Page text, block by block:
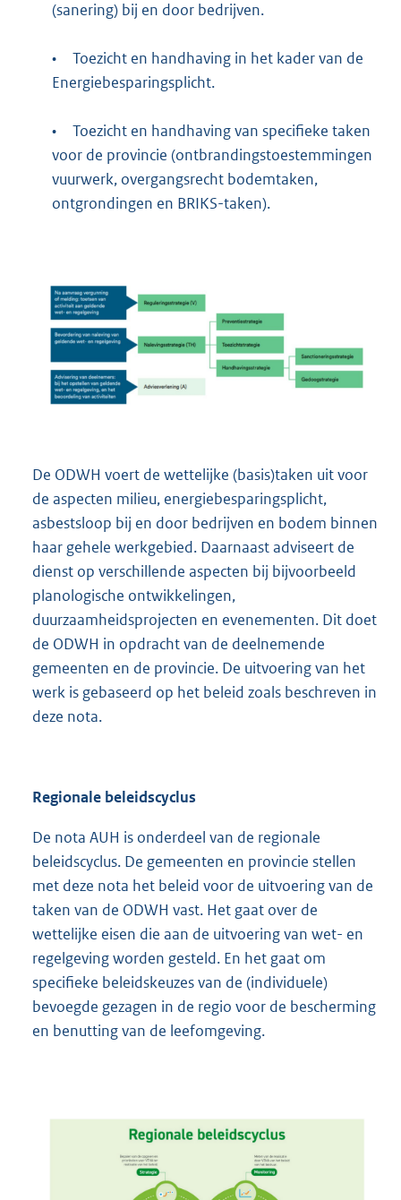
(sanering) bij en door bedrijven.
•
Toezicht en handhaving in het kader van de
Energiebesparingsplicht.
•
Toezicht en handhaving van specifieke taken
voor de provincie (ontbrandingstoestemmingen
vuurwerk, overgangsrecht bodemtaken,
ontgrondingen en BRIKS-taken).
De ODWH voert de wettelijke (basis)taken uit voor
de aspecten milieu, energiebesparingsplicht,
asbestsloop bij en door bedrijven en bodem binnen
haar gehele werkgebied. Daarnaast adviseert de
dienst op verschillende aspecten bij bijvoorbeeld
planologische ontwikkelingen,
duurzaamheidsprojecten en evenementen. Dit doet
de ODWH in opdracht van de deelnemende
gemeenten en de provincie. De uitvoering van het
werk is gebaseerd op het beleid zoals beschreven in
deze nota.
Regionale beleidscyclus
De nota AUH is onderdeel van de regionale
beleidscyclus. De gemeenten en provincie stellen
met deze nota het beleid voor de uitvoering van de
taken van de ODWH vast. Het gaat over de
wettelijke eisen die aan de uitvoering van wet- en
regelgeving worden gesteld. En het gaat om
specifieke beleidskeuzes van de (individuele)
bevoegde gezagen in de regio voor de bescherming
en benutting van de leefomgeving.